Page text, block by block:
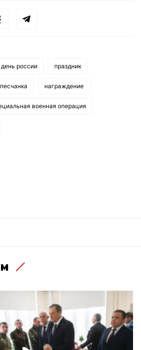
день россии праздник
награждение
военная операция